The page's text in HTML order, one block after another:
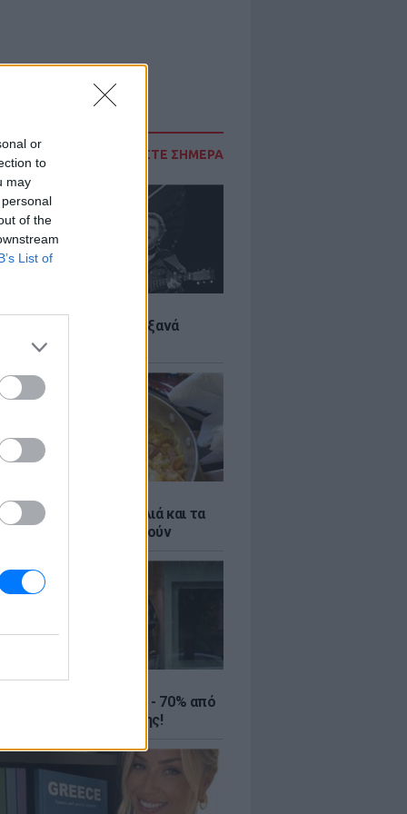
or
to
may
of the
List of
ΔΙΑΒΑΣΤΕ ΣΗΜΕΡΑ
wonders που έγιναν ξανά
από… ατύχημα
γιαούρτι: Μία κουταλιά και τα
eggs θα απογειωθούν
εκπτώσεις έως - 70% από
eshops ένδυσης!